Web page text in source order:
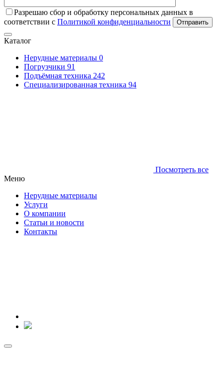
Разрешаю сбор и обработку персональных данных в
соответствии с Политикой конфиденциальности Отправить
Каталог
Нерудные материалы 0
Погрузчики 91
Подъёмная техника 242
Специализированная техника 94
Посмотреть все
Меню
Нерудные материалы
Услуги
О компании
Статьи и новости
Контакты